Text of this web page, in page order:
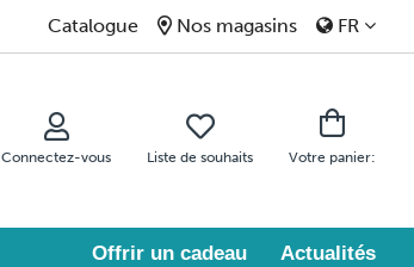
Catalogue Nos magasins FR
Connectez-vous Liste de souhaits Votre panier:
Offrir un cadeau Actualités